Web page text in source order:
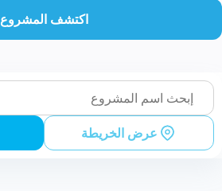
اكتشف المشروع
عرض الخريطة